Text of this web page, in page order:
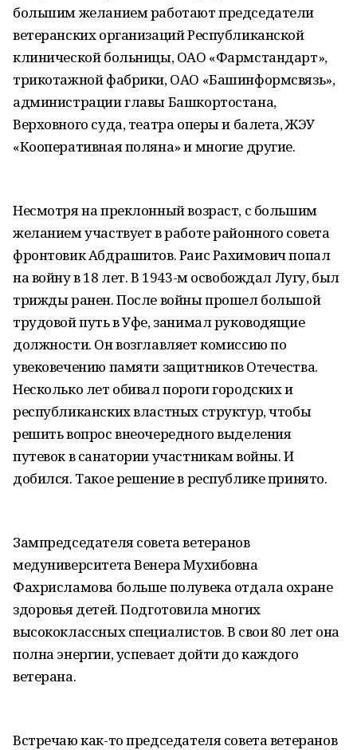
большим желанием работают председатели
ветеранских организаций Республиканской
клинической больницы, ОАО «Фармстандарт»,
трикотажной фабрики, ОАО «Башинформсвязь»,
администрации главы Башкортостана,
Верховного суда, театра оперы и балета, ЖЭУ
«Кооперативная поляна» и многие другие.
Несмотря на преклонный возраст, с большим
желанием участвует в работе районного совета
фронтовик Абдрашитов. Раис Рахимович попал
на войну в 18 лет. В 1943-м освобождал Лугу, был
трижды ранен. После войны прошел большой
трудовой путь в Уфе, занимал руководящие
должности. Он возглавляет комиссию по
увековечению памяти защитников Отечества.
Несколько лет обивал пороги городских и
республиканских властных структур, чтобы
решить вопрос внеочередного выделения
путевок в санатории участникам войны. И
добился. Такое решение в республике принято.
Зампредседателя совета ветеранов
медуниверситета Венера Мухибовна
Фахрисламова больше полувека отдала охране
здоровья детей. Подготовила многих
высококлассных специалистов. В свои 80 лет она
полна энергии, успевает дойти до каждого
ветерана.
Встречаю как-то председателя совета ветеранов